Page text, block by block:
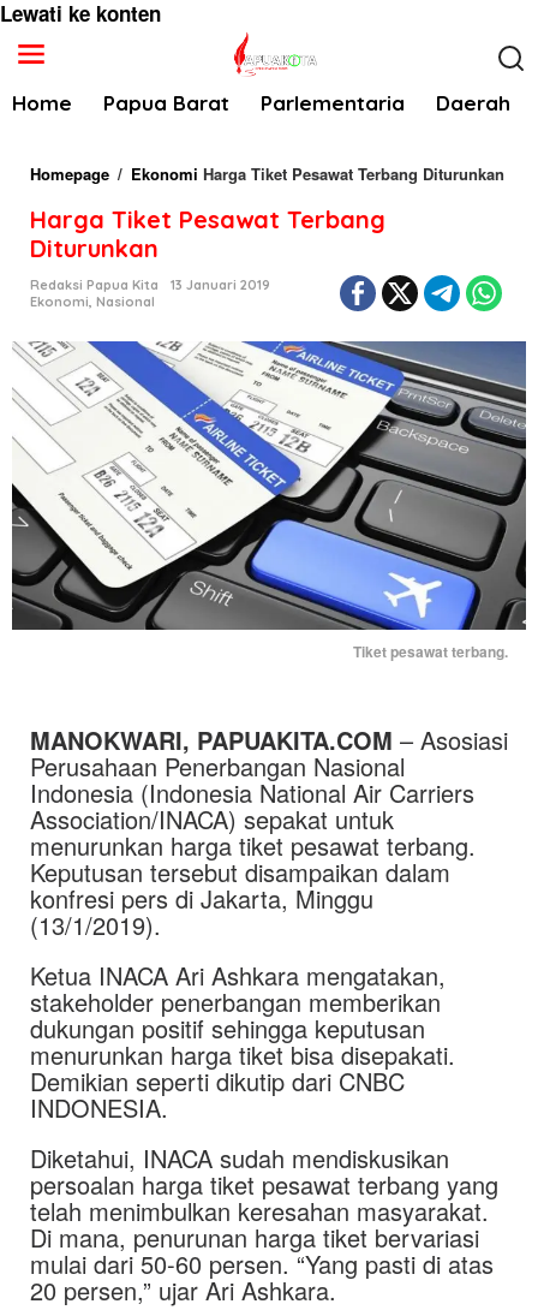
Lewati ke konten
Home Papua Barat Parlementaria Daerah
Homepage / Ekonomi Harga Tiket Pesawat Terbang Diturunkan
Harga Tiket Pesawat Terbang
Diturunkan
Redaksi Papua Kita
13 Januari 2019
Ekonomi, Nasional
Tiket pesawat terbang.
MANOKWARI, PAPUAKITA.COM – Asosiasi
Perusahaan Penerbangan Nasional
Indonesia (Indonesia National Air Carriers
Association/INACA) sepakat untuk
menurunkan harga tiket pesawat terbang.
Keputusan tersebut disampaikan dalam
konfresi pers di Jakarta, Minggu
(13/1/2019).
Ketua INACA Ari Ashkara mengatakan,
stakeholder penerbangan memberikan
dukungan positif sehingga keputusan
menurunkan harga tiket bisa disepakati.
Demikian seperti dikutip dari CNBC
INDONESIA.
Diketahui, INACA sudah mendiskusikan
persoalan harga tiket pesawat terbang yang
telah menimbulkan keresahan masyarakat.
Di mana, penurunan harga tiket bervariasi
mulai dari 50-60 persen. “Yang pasti di atas
20 persen,” ujar Ari Ashkara.